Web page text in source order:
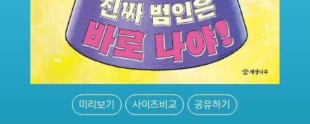
미리보기 사이즈비교 공유하기